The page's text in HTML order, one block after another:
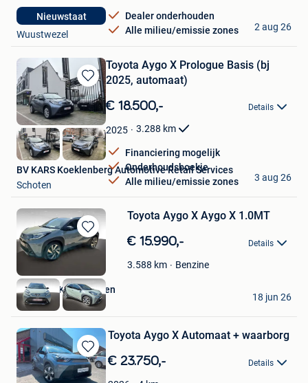
Nieuwstaat
Dealer onderhouden
Alle milieu/emissie zones
Stessels
Wuustwezel
2 aug 26
Bewaren
in
Mijn
Favorieten
Toyota Aygo X Prologue Basis (bj
2025, automaat)
€ 18.500,- Details
2025 3.288 km
Financiering mogelijk
Onderhoudsboekje
Alle milieu/emissie zones
BV KARS Koeklenberg Automotive Retail Services
Schoten
3 aug 26
Bewaren
in
Favorieten
Toyota Aygo X Aygo X 1.0MT
€ 15.990,- Details
3.588 km Benzine
HANSWIJK - Mechelen
Mechelen
18 jun 26
Bewaren
in
Toyota Aygo X Automaat + waarborg
€ 23.750,- Details